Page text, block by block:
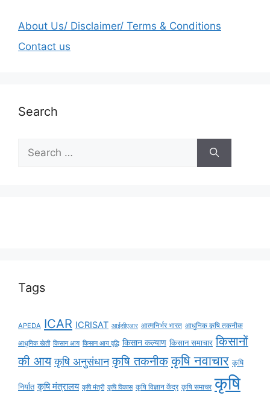
About Us/ Disclaimer/ Terms & Conditions
Contact us
Search
Tags
APEDA ICAR ICRISAT आईसीएआर आत्मनिर्भर भारत आधुनिक कृषि तकनीक
आधुनिक खेती किसान आय किसान आय वृद्धि किसान कल्याण किसान समाचार किसानों
की आय कृषि अनुसंधान कृषि तकनीक कृषि नवाचार कृषि
निर्यात कृषि मंत्रालय कृषि मंत्री कृषि विकास कृषि विज्ञान केंद्र कृषि समाचर कृषि